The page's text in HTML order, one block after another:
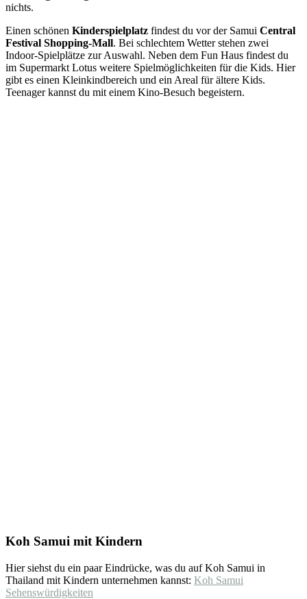
nichts.
Einen schönen Kinderspielplatz findest du vor der Samui Central
Festival Shopping-Mall. Bei schlechtem Wetter stehen zwei
Indoor-Spielplätze zur Auswahl. Neben dem Fun Haus findest du
im Supermarkt Lotus weitere Spielmöglichkeiten für die Kids. Hier
gibt es einen Kleinkindbereich und ein Areal für ältere Kids.
Teenager kannst du mit einem Kino-Besuch begeistern.
Koh Samui mit Kindern
Hier siehst du ein paar Eindrücke, was du auf Koh Samui in
Thailand mit Kindern unternehmen kannst: Koh Samui
Sehenswürdigkeiten